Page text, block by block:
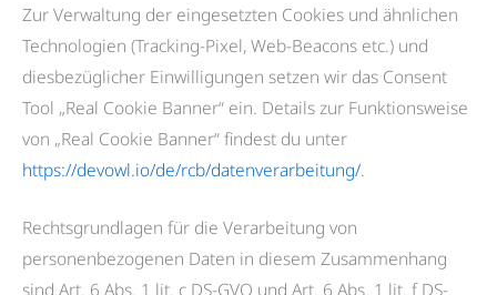
Zur Verwaltung der eingesetzten Cookies und ähnlichen
Technologien (Tracking-Pixel, Web-Beacons etc.) und
diesbezüglicher Einwilligungen setzen wir das Consent
Tool „Real Cookie Banner“ ein. Details zur Funktionsweise
von „Real Cookie Banner“ findest du unter
https://devowl.io/de/rcb/datenverarbeitung/.
Rechtsgrundlagen für die Verarbeitung von
personenbezogenen Daten in diesem Zusammenhang
sind Art. 6 Abs. 1 lit. c DS-GVO und Art. 6 Abs. 1 lit. f DS-